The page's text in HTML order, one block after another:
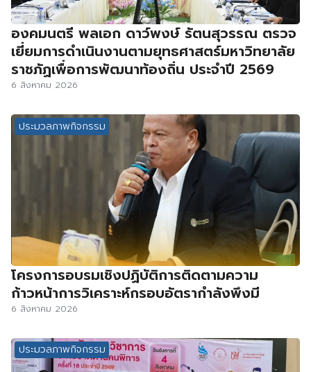
องคมนตรี พลเอก ดาว์พงษ์ รัตนสุวรรณ ตรวจ
เยี่ยมการดำเนินงานตามยุทธศาสตร์มหาวิทยาลัย
ราชภัฏเพื่อการพัฒนาท้องถิ่น ประจำปี 2569
6 สิงหาคม 2026
ประมวลภาพกิจกรรม
โครงการอบรมเชิงปฏิบัติการติดตามความ
ก้าวหน้าการวิเคราะห์กรอบอัตรากำลังพึงมี
6 สิงหาคม 2026
ประมวลภาพกิจกรรม